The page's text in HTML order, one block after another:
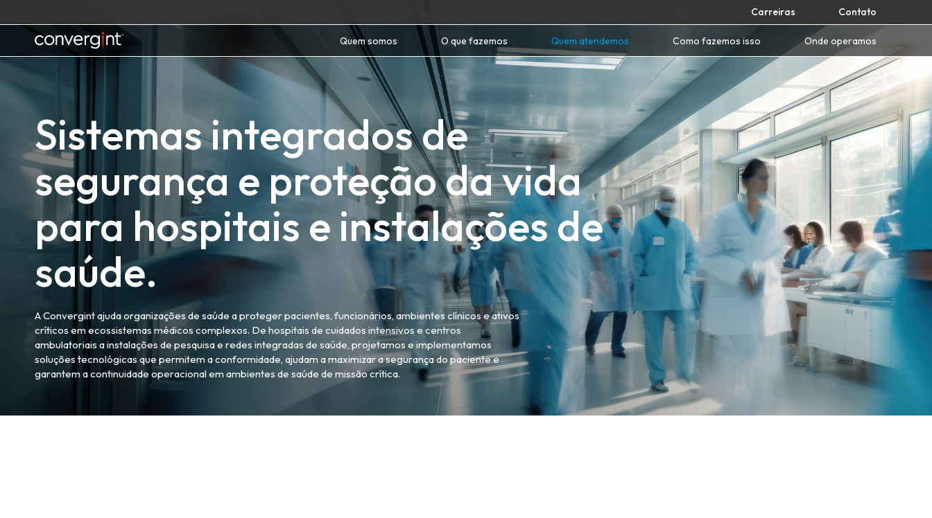
to
Carreiras Contato
Home Quem somos O que fazemos Quem atendemos Como fazemos isso Onde operamos
Sistemas integrados de
segurança e proteção da vida
para hospitais e instalações de
saúde.
A Convergint ajuda organizações de saúde a proteger pacientes, funcionários, ambientes clínicos e ativos
críticos em ecossistemas médicos complexos. De hospitais de cuidados intensivos e centros
ambulatoriais a instalações de pesquisa e redes integradas de saúde, projetamos e implementamos
soluções tecnológicas que permitem a conformidade, ajudam a maximizar a segurança do paciente e
garantem a continuidade operacional em ambientes de saúde de missão crítica.